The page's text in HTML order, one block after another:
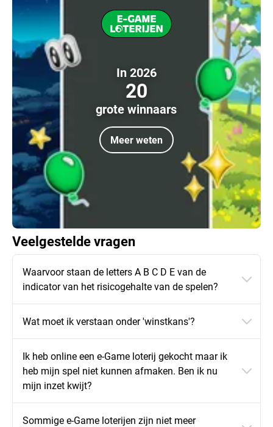
In 2026
20
grote winnaars
Meer weten
Veelgestelde vragen
Waarvoor staan de letters A B C D E van de
indicator van het risicogehalte van de spelen?
Wat moet ik verstaan onder 'winstkans'?
Ik heb online een e-Game loterij gekocht maar ik
heb mijn spel niet kunnen afmaken. Ben ik nu
mijn inzet kwijt?
Sommige e-Game loterijen zijn niet meer